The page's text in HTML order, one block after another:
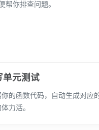
你排查问题。
单元测试
的函数代码，自动生成对应
力活。